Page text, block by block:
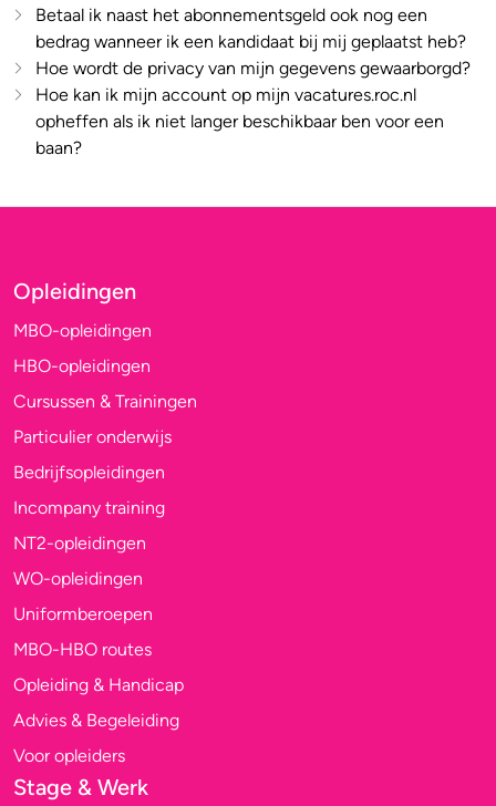
Betaal ik naast het abonnementsgeld ook nog een
bedrag wanneer ik een kandidaat bij mij geplaatst heb?
Hoe wordt de privacy van mijn gegevens gewaarborgd?
Hoe kan ik mijn account op mijn vacatures.roc.nl
opheffen als ik niet langer beschikbaar ben voor een
baan?
Opleidingen
MBO-opleidingen
HBO-opleidingen
Cursussen & Trainingen
Particulier onderwijs
Bedrijfsopleidingen
Incompany training
NT2-opleidingen
WO-opleidingen
Uniformberoepen
MBO-HBO routes
Opleiding & Handicap
Advies & Begeleiding
Voor opleiders
Stage & Werk